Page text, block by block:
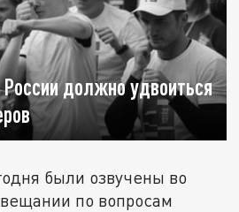
должно удвоиться
были озвучены во
по вопросам